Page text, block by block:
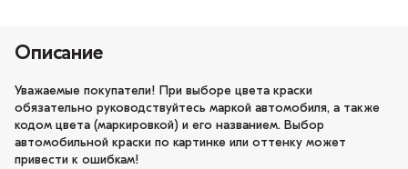
Описание
Уважаемые покупатели! При выборе цвета краски
обязательно руководствуйтесь маркой автомобиля, а также
кодом цвета (маркировкой) и его названием. Выбор
автомобильной краски по картинке или оттенку может
привести к ошибкам!